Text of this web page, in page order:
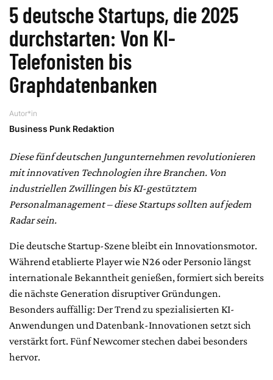
5 deutsche Startups, die 2025
durchstarten: Von KI-
Telefonisten bis
Graphdatenbanken
Autor*in
Business Punk Redaktion
Diese fünf deutschen Jungunternehmen revolutionieren
mit innovativen Technologien ihre Branchen. Von
industriellen Zwillingen bis KI-gestütztem
Personalmanagement – diese Startups sollten auf jedem
Radar sein.
Die deutsche Startup-Szene bleibt ein Innovationsmotor.
Während etablierte Player wie N26 oder Personio längst
internationale Bekanntheit genießen, formiert sich bereits
die nächste Generation disruptiver Gründungen.
Besonders auffällig: Der Trend zu spezialisierten KI-
Anwendungen und Datenbank-Innovationen setzt sich
verstärkt fort. Fünf Newcomer stechen dabei besonders
hervor.